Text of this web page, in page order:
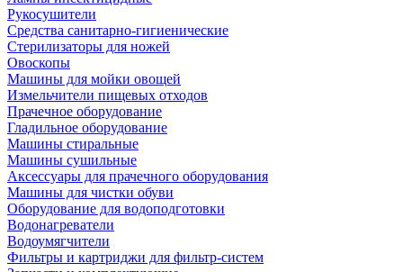
Рукосушители
Средства санитарно-гигиенические
Стерилизаторы для ножей
Овоскопы
Машины для мойки овощей
Измельчители пищевых отходов
Прачечное оборудование
Гладильное оборудование
Машины стиральные
Машины сушильные
Аксессуары для прачечного оборудования
Машины для чистки обуви
Оборудование для водоподготовки
Водонагреватели
Водоумягчители
Фильтры и картриджи для фильтр-систем